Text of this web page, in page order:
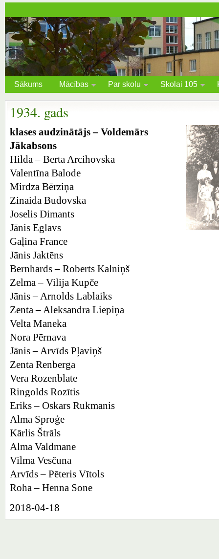
Sākums Mācības Par skolu Skolai 105
1934. gads
klases audzinātājs – Voldemārs
Jākabsons
Hilda – Berta Arcihovska
Valentīna Balode
Mirdza Bērziņa
Zinaida Budovska
Joselis Dimants
Jānis Eglavs
Gaļina France
Jānis Jaktēns
Bernhards – Roberts Kalniņš
Zelma – Vilija Kupče
Jānis – Arnolds Lablaiks
Zenta – Aleksandra Liepiņa
Velta Maneka
Nora Pērnava
Jānis – Arvīds Pļaviņš
Zenta Renberga
Vera Rozenblate
Ringolds Rozītis
Eriks – Oskars Rukmanis
Alma Sproģe
Kārlis Štrāls
Alma Valdmane
Vilma Vesčuna
Arvīds – Pēteris Vītols
Roha – Henna Sone
2018-04-18